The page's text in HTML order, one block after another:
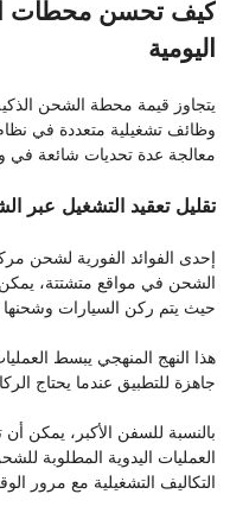
كيف تحسن محطات
اليومية
يتجاوز قيمة محطة الشحن
وظائف تشغيلية متعددة في
معالجة عدة تحديات شائعة في
تقليل تعقيد التشغيل عبر
إحدى الفوائد الفورية لشحن
الشحن في مواقع متشتتة،
حيث يتم ركن السيارات وشحنها
هذا النهج المنهجي يبسط
جاهزة للتطبيق عندما يحتاج
بالنسبة للسفن الأكبر، يمكن
العمليات اليدوية المطلوبة
التكاليف التشغيلية مع مرور